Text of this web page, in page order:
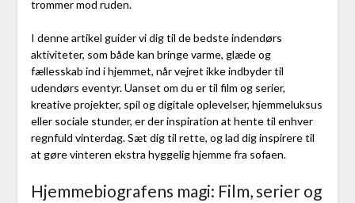
trommer mod ruden.
I denne artikel guider vi dig til de bedste indendørs
aktiviteter, som både kan bringe varme, glæde og
fællesskab ind i hjemmet, når vejret ikke indbyder til
udendørs eventyr. Uanset om du er til film og serier,
kreative projekter, spil og digitale oplevelser, hjemmeluksus
eller sociale stunder, er der inspiration at hente til enhver
regnfuld vinterdag. Sæt dig til rette, og lad dig inspirere til
at gøre vinteren ekstra hyggelig hjemme fra sofaen.
Hjemmebiografens magi: Film, serier og